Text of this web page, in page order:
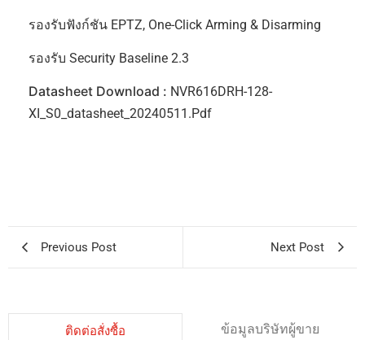
รองรับฟังก์ชัน EPTZ, One-Click Arming & Disarming
รองรับ Security Baseline 2.3
Datasheet Download : NVR616DRH-128-
XI_S0_datasheet_20240511.pdf
Previous Post Next Post
ติดต่อสั่งซื้อ ข้อมูลบริษัทผู้ขาย